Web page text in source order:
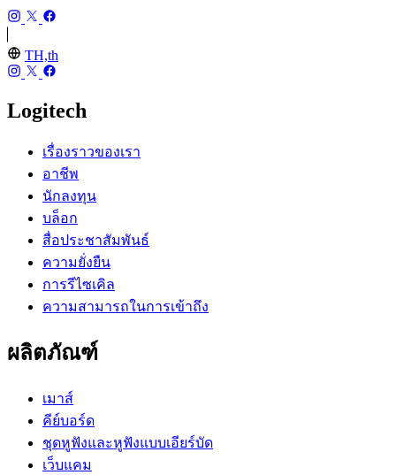
TH,th
Logitech
เรื่องราวของเรา
อาชีพ
นักลงทุน
บล็อก
สื่อประชาสัมพันธ์
ความยั่งยืน
การรีไซเคิล
ความสามารถในการเข้าถึง
ผลิตภัณฑ์
เมาส์
คีย์บอร์ด
ชุดหูฟังและหูฟังแบบเอียร์บัด
เว็บแคม